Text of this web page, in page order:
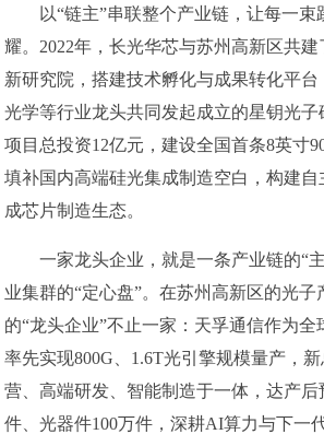
以“链主”串联整个产业链，让每一束
耀。2022年，长光华芯与苏州高新区共建
新研究院，搭建技术孵化与成果转化平
光学等行业龙头共同发起成立的星钥光子
项目总投资12亿元，建设全国首条8英寸
填补国内高端硅光集成制造空白，构建
成芯片制造生态。
一家龙头企业，就是一条产业链的“主
业集群的“定心盘”。在苏州高新区的光
的“龙头企业”不止一家：天孚通信作为全
率先实现800G、1.6T光引擎规模量产，
营、高端研发、智能制造于一体，达产后
件、光器件100万件，深耕AI算力与下一